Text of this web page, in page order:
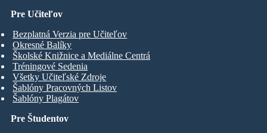
Pre Študentov
Pre Učiteľov
Bezplatná Verzia pre Učiteľov
Okresné Balíky
Školské Knižnice a Mediálne Centrá
Tréningové Sedenia
Všetky Učiteľské Zdroje
Šablóny Pracovných Listov
Šablóny Plagátov